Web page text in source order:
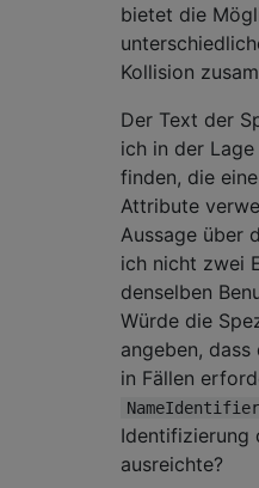
bietet die
Kollision
Der Text der
ich in der Lage
finden, die
Attribute
Aussage über
ich nicht zwei
denselben
Würde die
angeben, dass
in Fällen
NameIdentifier
Identifizierung
ausreichte?